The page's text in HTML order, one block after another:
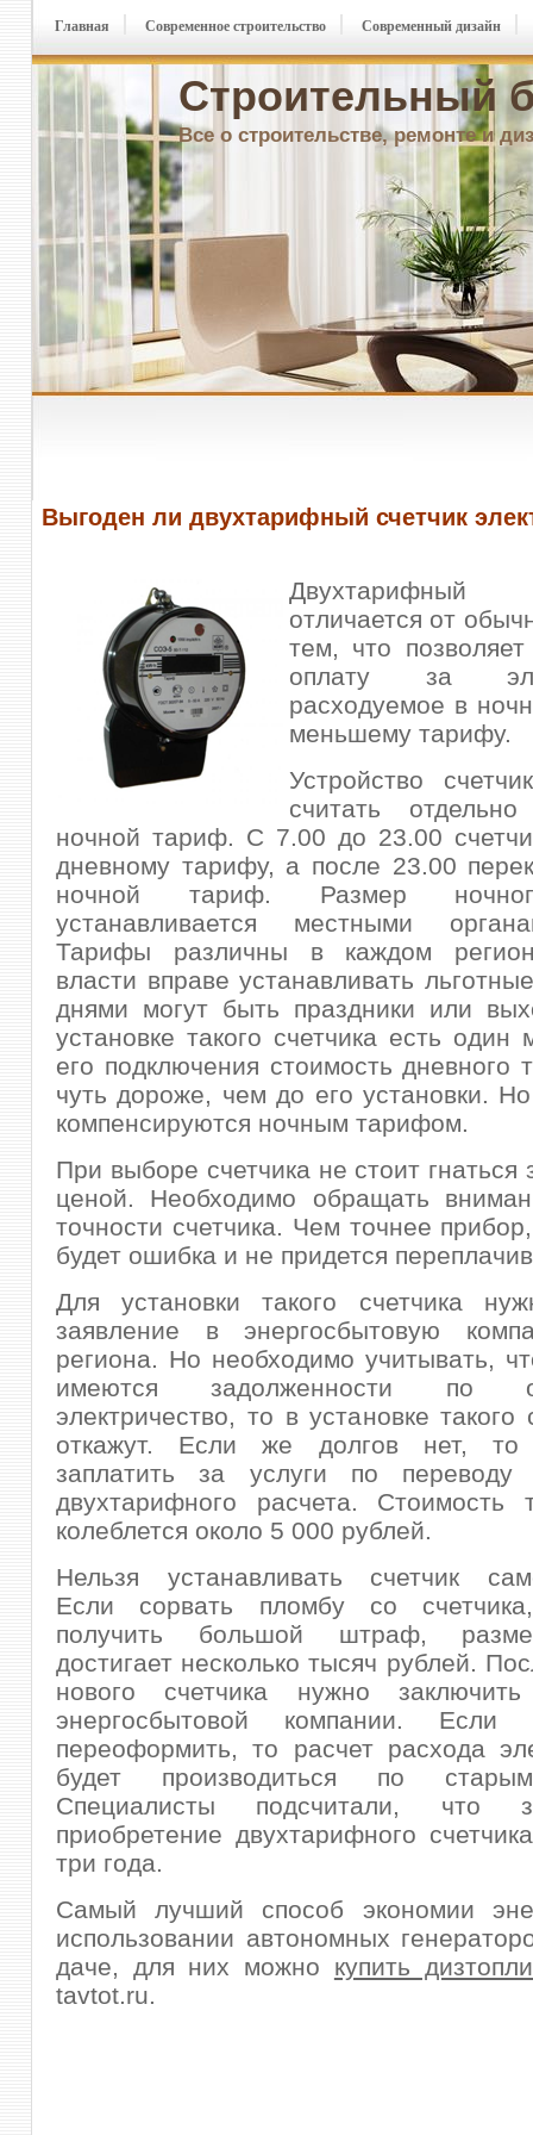
Строительный
Все о строительстве, ремонте и
Главная Современное строительство Современный дизайн
Выгоден ли двухтарифный счетчик
отличается от
тем, что позволяет
оплату за
расходуемое в
меньшему тарифу.
Устройство
считать
ночной тариф. С 7.00 до 23.00
дневному тарифу, а после 23.00
ночной тариф. Размер
устанавливается местными
Тарифы различны в каждом
власти вправе устанавливать
днями могут быть праздники или
установке такого счетчика есть один
его подключения стоимость дневного
чуть дороже, чем до его установки.
компенсируются ночным тарифом.
При выборе счетчика не стоит гнаться
ценой. Необходимо обращать
точности счетчика. Чем точнее
будет ошибка и не придется
Для установки такого счетчика
заявление в энергосбытовую
региона. Но необходимо учитывать,
имеются задолженности по
электричество, то в установке такого
откажут. Если же долгов нет, то
заплатить за услуги по
двухтарифного расчета. Стоимость
колеблется около 5 000 рублей.
Нельзя устанавливать счетчик
Если сорвать пломбу со
получить большой штраф,
достигает несколько тысяч рублей.
нового счетчика нужно
энергосбытовой компании. Если
переоформить, то расчет расхода
будет производиться по
Специалисты подсчитали, что
приобретение двухтарифного
три года.
Самый лучший способ экономии
использовании автономных
даче, для них можно купить
tavtot.ru.